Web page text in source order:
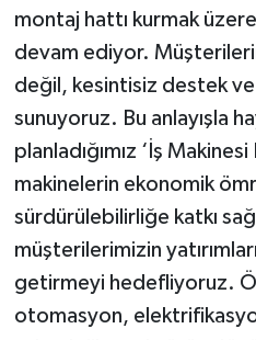
montaj hattı kurmak
devam ediyor.
değil, kesintisiz destek
sunuyoruz. Bu anlayışla
planladığımız ‘İş
makinelerin ekonomik
sürdürülebilirliğe katkı
müşterilerimizin
getirmeyi hedefliyoruz.
otomasyon,